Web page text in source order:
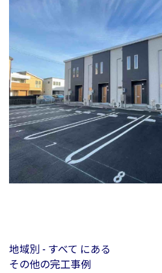
地域別 - すべて にある
その他の完工事例